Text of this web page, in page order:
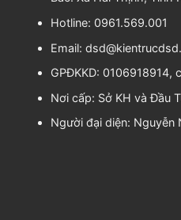
Hotline: 0961.569.001
Email:
GPĐKKD: 0106918914,
Nơi cấp: Sở KH và Đầu
Người đại diện: Nguyễn